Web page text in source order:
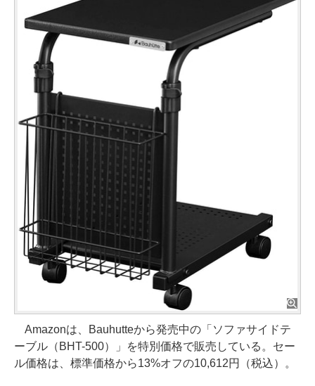
Amazonは、Bauhutteから発売中の「ソファサイドテ
ーブル（BHT-500）」を特別価格で販売している。セー
ル価格は、標準価格から13%オフの10,612円（税込）。